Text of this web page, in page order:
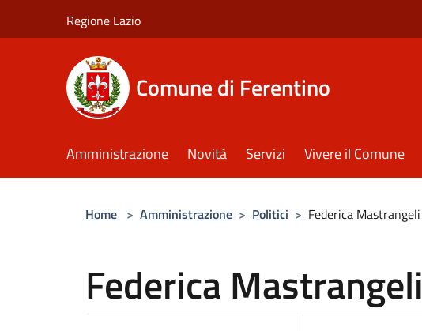
Regione Lazio
Comune di Ferentino
Amministrazione Novità Servizi Vivere il Comune
Home > Amministrazione > Politici > Federica Mastrangeli
Federica Mastrangeli